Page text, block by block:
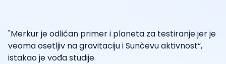
"Merkur je odličan primer i planeta za testiranje jer je
veoma osetljiv na gravitaciju i Sunčevu aktivnost“,
istakao je vođa studije.